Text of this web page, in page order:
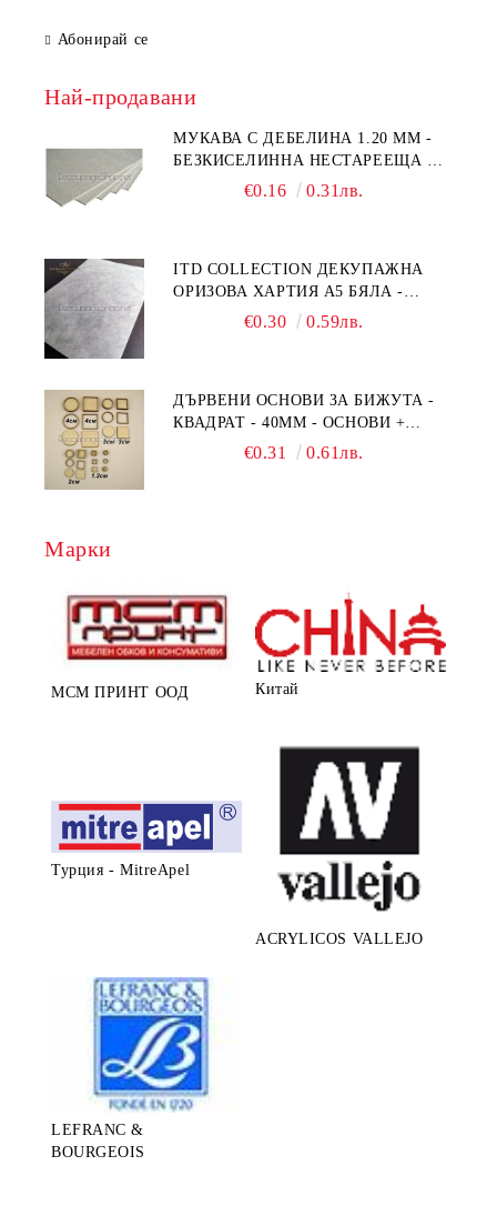
Абонирай се
Най-продавани
МУКАВА С ДЕБЕЛИНА 1.20 MM -
БЕЗКИСЕЛИННА НЕСТАРЕЕЩА А5
- 210 Х 150ММ
€0.16 0.31лв.
ITD COLLECTION ДЕКУПАЖНА
ОРИЗОВА ХАРТИЯ А5 БЯЛА -
€0.30 0.59лв.
ДЪРВЕНИ ОСНОВИ ЗА БИЖУТА -
КВАДРАТ - 40ММ - ОСНОВИ +
€0.31 0.61лв.
Марки
МСМ ПРИНТ ООД Китай
Турция - MitreApel
ACRYLICOS VALLEJO
LEFRANC &
BOURGEOIS